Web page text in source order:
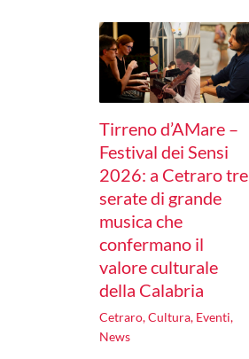
Tirreno d’AMare –
Festival dei Sensi
2026: a Cetraro tre
serate di grande
musica che
confermano il
valore culturale
della Calabria
Cetraro,Cultura, Eventi,
News